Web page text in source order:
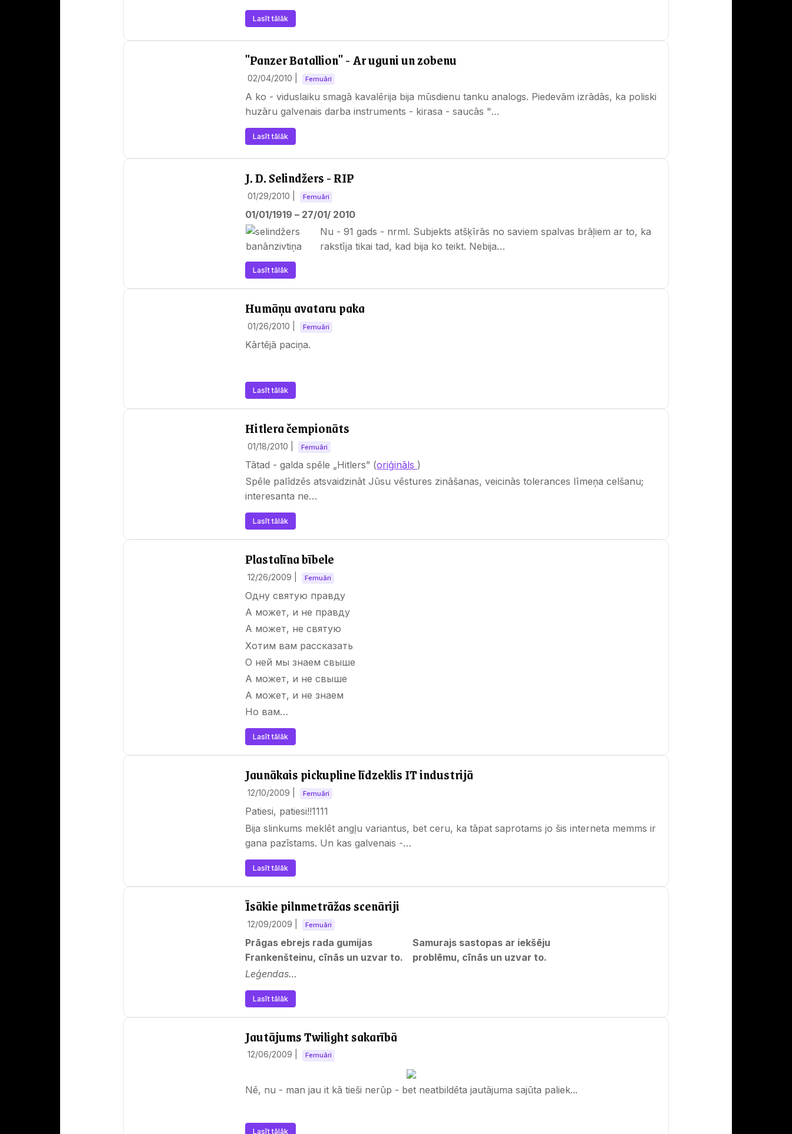
guļamistabu, kas…
Lasīt tālāk
"Panzer Batallion" - Ar uguni un zobenu
02/04/2010 Femuāri
A ko - viduslaiku smagā kavalērija bija mūsdienu tanku analogs. Piedevām izrādās, ka poliski
huzāru galvenais darba instruments - kirasa - saucās "…
Lasīt tālāk
J. D. Selindžers - RIP
01/29/2010 Femuāri
01/01/1919 – 27/01/ 2010
Nu - 91 gads - nrml. Subjekts atšķīrās no saviem spalvas brāļiem ar to, ka
rakstīja tikai tad, kad bija ko teikt. Nebija…
Lasīt tālāk
Humāņu avataru paka
01/26/2010 Femuāri
Kārtējā paciņa.
Lasīt tālāk
Hitlera čempionāts
01/18/2010 Femuāri
Tātad - galda spēle „Hitlers” (oriģināls )
Spēle palīdzēs atsvaidzināt Jūsu vēstures zināšanas, veicinās tolerances līmeņa celšanu;
interesanta ne…
Lasīt tālāk
Plastalīna bībele
12/26/2009 Femuāri
Одну святую правду
А может, и не правду
А может, не святую
Хотим вам рассказать
О ней мы знаем свыше
А может, и не свыше
А может, и не знаем
Но вам…
Lasīt tālāk
Jaunākais pickupline līdzeklis IT industrijā
12/10/2009 Femuāri
Patiesi, patiesi!!1111
Bija slinkums meklēt angļu variantus, bet ceru, ka tāpat saprotams jo šis interneta memms ir
gana pazīstams. Un kas galvenais -…
Lasīt tālāk
Īsākie pilnmetrāžas scenāriji
12/09/2009 Femuāri
Prāgas ebrejs rada gumijas
Frankenšteinu, cīnās un uzvar to.
Samurajs sastopas ar iekšēju
problēmu, cīnās un uzvar to.
Leģendas…
Lasīt tālāk
Jautājums Twilight sakarībā
12/06/2009 Femuāri
Nē, nu - man jau it kā tieši nerūp - bet neatbildēta jautājuma sajūta paliek...
Lasīt tālāk